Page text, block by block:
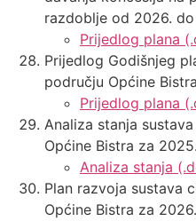
razdoblje od 2026.
Prijedlog plana
Prijedlog Godišnjeg
području Općine
Prijedlog plana
Analiza stanja
Općine Bistra za
Analiza stanja
Plan razvoja sustava
Općine Bistra za